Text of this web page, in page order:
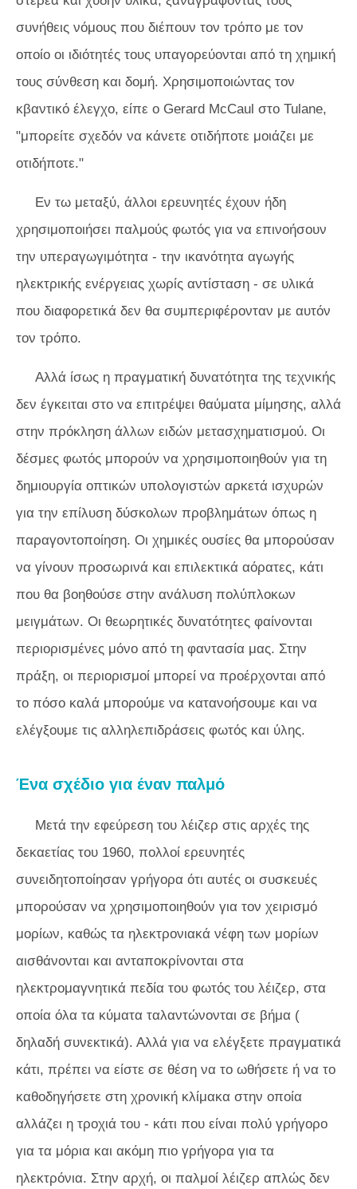
συνήθεις νόμους που διέπουν τον τρόπο με τον
οποίο οι ιδιότητές τους υπαγορεύονται από τη χημική
τους σύνθεση και δομή. Χρησιμοποιώντας τον
κβαντικό έλεγχο, είπε ο Gerard McCaul στο Tulane,
"μπορείτε σχεδόν να κάνετε οτιδήποτε μοιάζει με
οτιδήποτε."
Εν τω μεταξύ, άλλοι ερευνητές έχουν ήδη
χρησιμοποιήσει παλμούς φωτός για να επινοήσουν
την υπεραγωγιμότητα - την ικανότητα αγωγής
ηλεκτρικής ενέργειας χωρίς αντίσταση - σε υλικά
που διαφορετικά δεν θα συμπεριφέρονταν με αυτόν
τον τρόπο.
Αλλά ίσως η πραγματική δυνατότητα της τεχνικής
δεν έγκειται στο να επιτρέψει θαύματα μίμησης, αλλά
στην πρόκληση άλλων ειδών μετασχηματισμού. Οι
δέσμες φωτός μπορούν να χρησιμοποιηθούν για τη
δημιουργία οπτικών υπολογιστών αρκετά ισχυρών
για την επίλυση δύσκολων προβλημάτων όπως η
παραγοντοποίηση. Οι χημικές ουσίες θα μπορούσαν
να γίνουν προσωρινά και επιλεκτικά αόρατες, κάτι
που θα βοηθούσε στην ανάλυση πολύπλοκων
μειγμάτων. Οι θεωρητικές δυνατότητες φαίνονται
περιορισμένες μόνο από τη φαντασία μας. Στην
πράξη, οι περιορισμοί μπορεί να προέρχονται από
το πόσο καλά μπορούμε να κατανοήσουμε και να
ελέγξουμε τις αλληλεπιδράσεις φωτός και ύλης.
Ένα σχέδιο για έναν παλμό
Μετά την εφεύρεση του λέιζερ στις αρχές της
δεκαετίας του 1960, πολλοί ερευνητές
συνειδητοποίησαν γρήγορα ότι αυτές οι συσκευές
μπορούσαν να χρησιμοποιηθούν για τον χειρισμό
μορίων, καθώς τα ηλεκτρονιακά νέφη των μορίων
αισθάνονται και ανταποκρίνονται στα
ηλεκτρομαγνητικά πεδία του φωτός του λέιζερ, στα
οποία όλα τα κύματα ταλαντώνονται σε βήμα (
δηλαδή συνεκτικά). Αλλά για να ελέγξετε πραγματικά
κάτι, πρέπει να είστε σε θέση να το ωθήσετε ή να το
καθοδηγήσετε στη χρονική κλίμακα στην οποία
αλλάζει η τροχιά του - κάτι που είναι πολύ γρήγορο
για τα μόρια και ακόμη πιο γρήγορα για τα
ηλεκτρόνια. Στην αρχή, οι παλμοί λέιζερ απλώς δεν